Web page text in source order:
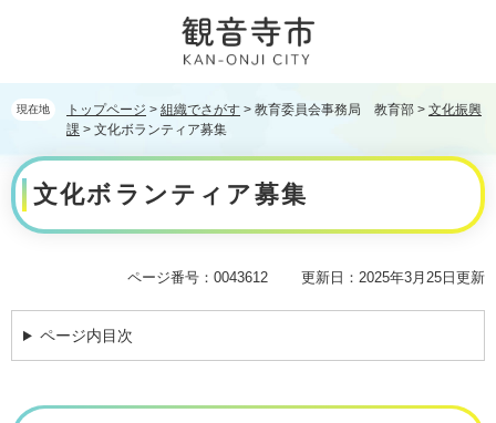
す。
し
本
現在地 トップページ > 組織でさがす > 教育委員会事務局 教育部 > 文化振興
課 > 文化ボランティア募集
本
文 文化ボランティア募集
ページ番号：0043612 更新日：2025年3月25日更新
ページ内目次